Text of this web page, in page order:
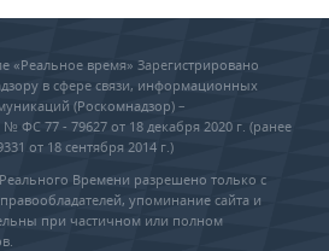
«Реальное время» Зарегистрировано
в сфере связи, информационных
(Роскомнадзор) –
ФС 77 - 79627 от 18 декабря 2020 г. (ранее
от 18 сентября 2014 г.)
Времени разрешено только с
упоминание сайта и
при частичном или полном